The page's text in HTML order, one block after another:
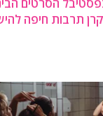
הסרטים
קרן תרבות חיפה